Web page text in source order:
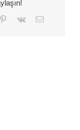
Pinterest
Vk
E-